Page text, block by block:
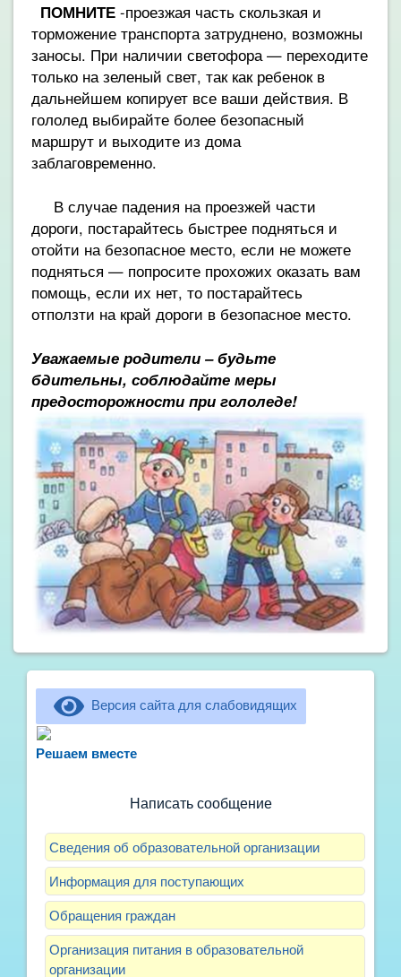
ПОМНИТЕ -проезжая часть скользкая и
торможение транспорта затруднено, возможны
заносы. При наличии светофора — переходите
только на зеленый свет, так как ребенок в
дальнейшем копирует все ваши действия. В
гололед выбирайте более безопасный
маршрут и выходите из дома
заблаговременно.
В случае падения на проезжей части
дороги, постарайтесь быстрее подняться и
отойти на безопасное место, если не можете
подняться — попросите прохожих оказать вам
помощь, если их нет, то постарайтесь
отползти на край дороги в безопасное место.
Уважаемые родители – будьте
бдительны, соблюдайте меры
предосторожности при гололеде!
Версия сайта для слабовидящих
Решаем вместерассказать о воспитателях? Знаете, как
Написать сообщение
Сведения об образовательной организации
Информация для поступающих
Обращения граждан
Организация питания в образовательной
организации